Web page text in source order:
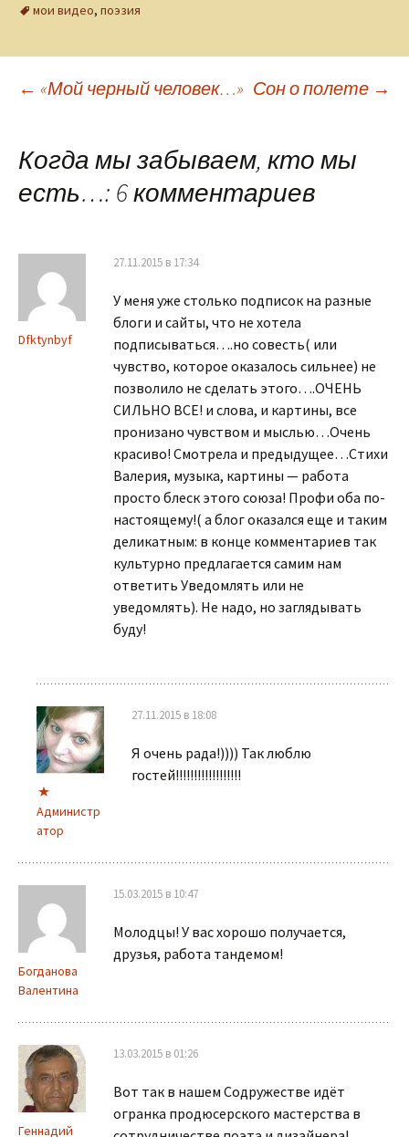
мои видео, поэзия
Навигация
по
записям
← «Мой черный человек…» Сон о полете →
Когда мы забываем, кто мы
есть…: 6 комментариев
Dfktynbyf
27.11.2015 в 17:34
У меня уже столько подписок на разные
блоги и сайты, что не хотела
подписываться….но совесть( или
чувство, которое оказалось сильнее) не
позволило не сделать этого….ОЧЕНЬ
СИЛЬНО ВСЕ! и слова, и картины, все
пронизано чувством и мыслью…Очень
красиво! Смотрела и предыдущее…Стихи
Валерия, музыка, картины — работа
просто блеск этого союза! Профи оба по-
настоящему!( а блог оказался еще и таким
деликатным: в конце комментариев так
культурно предлагается самим нам
ответить Уведомлять или не
уведомлять). Не надо, но заглядывать
буду!
Администр
атор
27.11.2015 в 18:08
Я очень рада!)))) Так люблю
гостей!!!!!!!!!!!!!!!!!!
Богданова
Валентина
15.03.2015 в 10:47
Молодцы! У вас хорошо получается,
друзья, работа тандемом!
Геннадий
13.03.2015 в 01:26
Вот так в нашем Содружестве идёт
огранка продюсерского мастерства в